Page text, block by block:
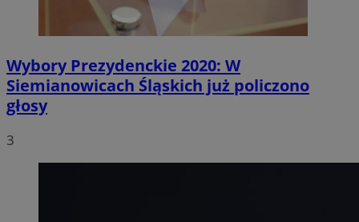
Wybory Prezydenckie 2020: W
Siemianowicach Śląskich już policzono
głosy
3